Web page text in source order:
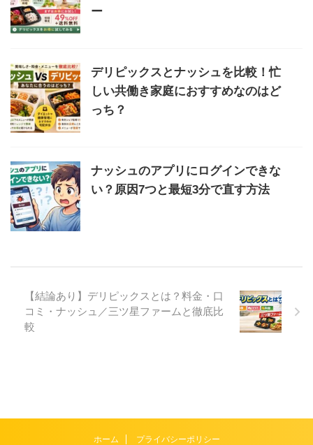
ー
デリピックスとナッシュを比較！忙
しい共働き家庭におすすめなのはど
っち？
ナッシュのアプリにログインできな
い？原因7つと最短3分で直す方法
【結論あり】デリピックスとは？料金・口
コミ・ナッシュ／三ツ星ファームと徹底比
較
ホーム プライバシーポリシー